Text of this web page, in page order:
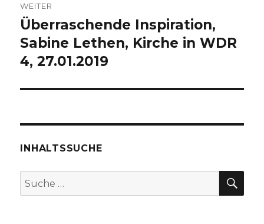
WEITER
Nächster
Beitrag:
Überraschende Inspiration,
Sabine Lethen, Kirche in WDR
4, 27.01.2019
INHALTSSUCHE
Suche
nach: